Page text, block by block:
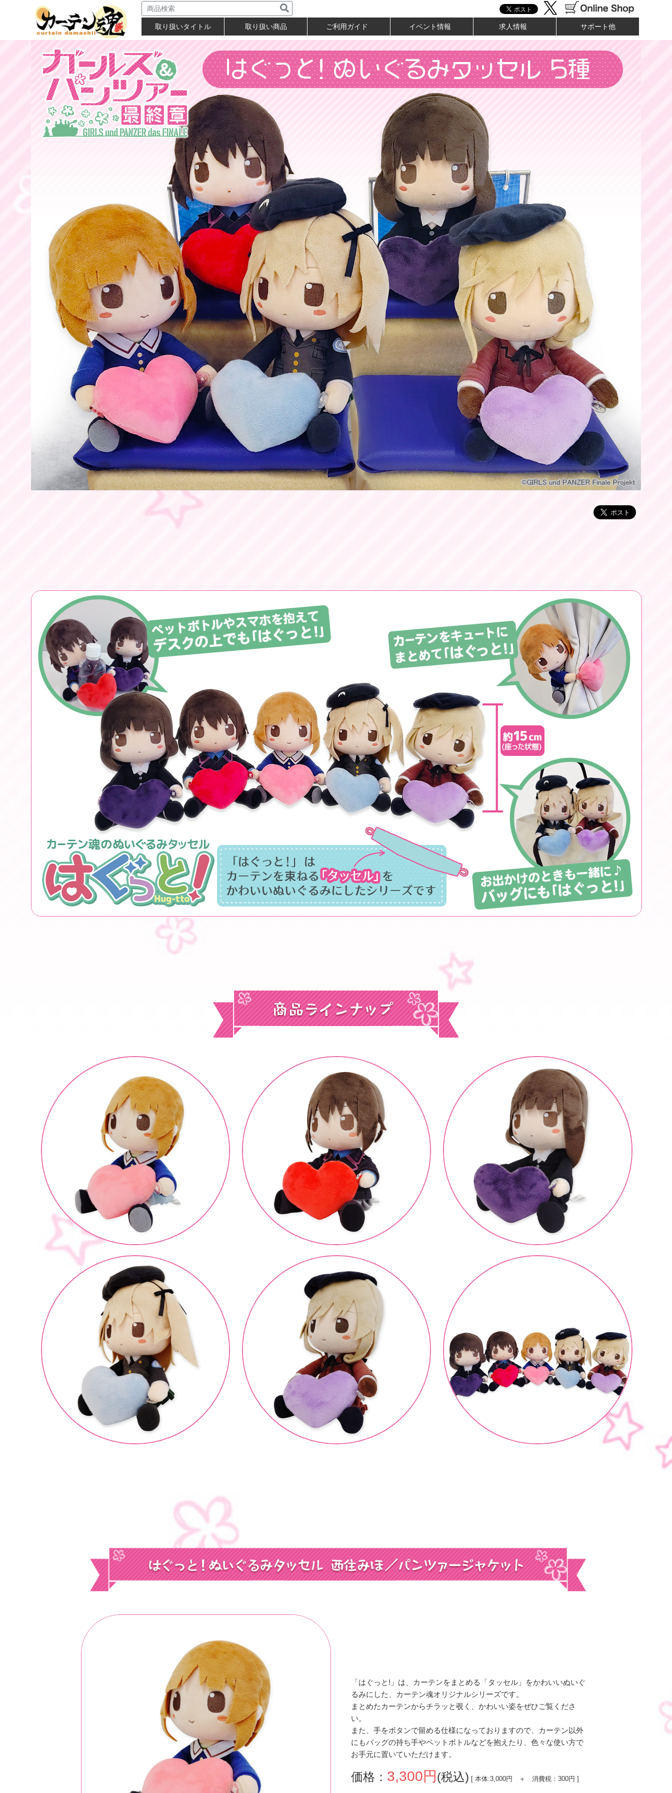
取り扱いタイトル 取り扱い商品 ご利用ガイド イベント情報 求人情報 サポート他
「はぐっと!」は、カーテンをまとめる「タッセル」をかわいいぬいぐ
るみにした、カーテン魂オリジナルシリーズです。
まとめたカーテンからチラッと覗く、かわいい姿をぜひご覧くださ
い。
また、手をボタンで留める仕様になっておりますので、カーテン以外
にもバッグの持ち手やペットボトルなどを抱えたり、色々な使い方で
お手元に置いていただけます。
価格： 3,300円 (税込) [ 本体:3,000円 ＋ 消費税：300円 ]